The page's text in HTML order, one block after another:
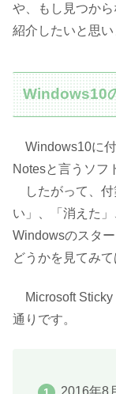
や、もし見つか
紹介したいと思い
Windows10
Windows10に付
Notesと言うソフ
したがって、付
い」、「消えた
Windowsのスタ
どうかを見てみて
Microsoft Sticky
通りです。
2016年8